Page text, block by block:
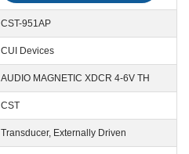
CST-951AP
CUI Devices
AUDIO MAGNETIC XDCR 4-6V TH
CST
Transducer, Externally Driven